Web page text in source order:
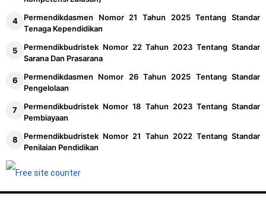
Permendikbudristek Nomor 32 Tahun 2022 Tentang
Standar Teknis Pelayanan Minimal Pendidikan
Permendikbudristek Nomor 16 Tahun 2022 Tentang
Standar Proses
Permendikdasmen Nomor 21 Tahun 2025 Tentang Standar
Tenaga Kependidikan
Permendikbudristek Nomor 22 Tahun 2023 Tentang Standar
Sarana Dan Prasarana
Permendikdasmen Nomor 26 Tahun 2025 Tentang Standar
Pengelolaan
Permendikbudristek Nomor 18 Tahun 2023 Tentang Standar
Pembiayaan
Permendikbudristek Nomor 21 Tahun 2022 Tentang Standar
Penilaian Pendidikan